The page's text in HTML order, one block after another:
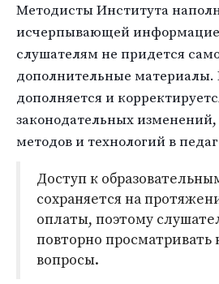
Методисты Института
исчерпывающей
слушателям не придется
дополнительные
дополняется и
законодательных
методов и технологий в
Доступ к
сохраняется на
оплаты, поэтому
повторно
вопросы.